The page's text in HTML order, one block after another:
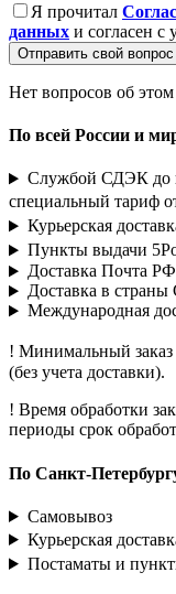
Я прочитал
данных и согласен с
Отправить свой вопрос
Нет вопросов об этом
По всей России и
Службой СДЭК до
специальный тариф
Курьерская
Пункты выдачи
Доставка Почта РФ
Доставка в
Международная
! Минимальный
(без учета доставки).
! Время обработки
периоды срок
По Санкт-
Самовывоз
Курьерская
Постаматы и